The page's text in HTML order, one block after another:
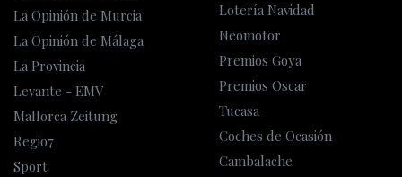
La Opinión de Murcia
La Opinión de Málaga
La Provincia
Levante - EMV
Mallorca Zeitung
Regio7
Sport
Lotería Navidad
Neomotor
Premios Goya
Premios Oscar
Tucasa
Coches de Ocasión
Cambalache